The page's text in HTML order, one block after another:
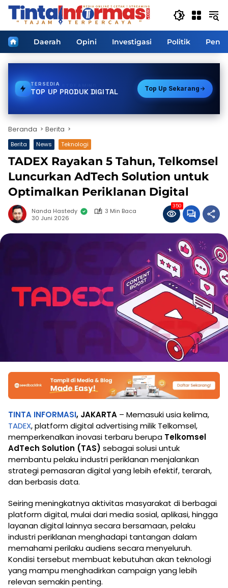
Langsung
HomeDaerah Opini Investigasi Politik
TERSEDIA
TOP UP PRODUK DIGITAL Top Up Sekarang
Beranda Berita
Berita News Teknologi
TADEX Rayakan 5 Tahun, Telkomsel
Luncurkan AdTech Solution untuk
Optimalkan Periklanan Digital
Nanda Hastedy
3 Min Baca
30 Juni 2026
350
TINTA INFORMASI, JAKARTA – Memasuki usia kelima,
TADEX, platform digital advertising milik Telkomsel,
memperkenalkan inovasi terbaru berupa Telkomsel
AdTech Solution (TAS) sebagai solusi untuk
membantu pelaku industri periklanan menjalankan
strategi pemasaran digital yang lebih efektif, terarah,
dan berbasis data.
Seiring meningkatnya aktivitas masyarakat di berbagai
platform digital, mulai dari media sosial, aplikasi, hingga
layanan digital lainnya secara bersamaan, pelaku
industri periklanan menghadapi tantangan dalam
memahami perilaku audiens secara menyeluruh.
Kondisi tersebut membuat kebutuhan akan teknologi
yang mampu menghadirkan campaign yang lebih
relevan semakin penting.